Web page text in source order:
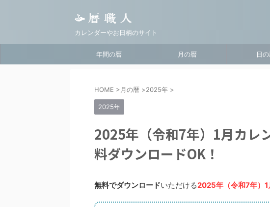
カレンダーやお日柄のサイト
年間の暦 月の暦 日
HOME > 月の暦 >2025年 >
2025年
2025年（令和7年）1月カレ
料ダウンロードOK！
無料でダウンロードいただける2025年（令和7年）1